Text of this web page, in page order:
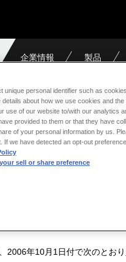
企業情報 製品
事異動（日本飛行機）
行機）
2006年10月1日付で次のとおり
unique personal identifier such as
details about how we use cookies and
use of our website to/with our analytics
provided to them or that they have
of your personal information by us.
If we have detected an opt-out
sell or share preference